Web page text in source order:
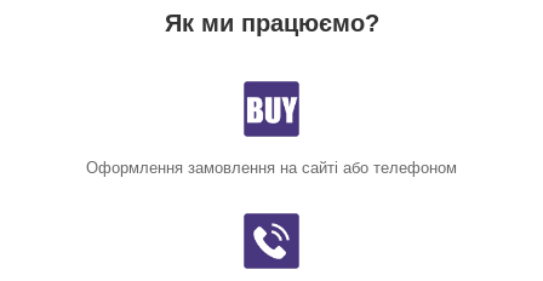
Як ми працюємо?
Оформлення замовлення на сайті або телефоном